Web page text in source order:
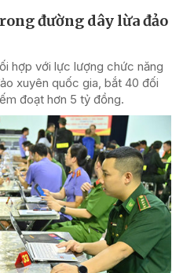
đường dây lừa đảo
hợp với lực lượng chức năng
xuyên quốc gia, bắt 40 đối
đoạt hơn 5 tỷ đồng.